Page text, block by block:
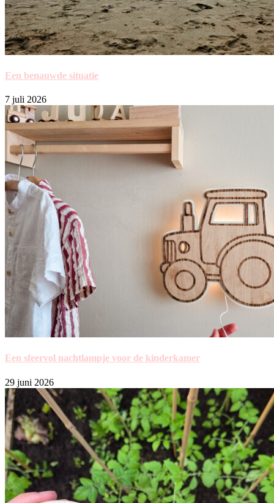
Een benauwde situatie
7 juli 2026
Een sfeervol nachtlampje voor de kinderkamer
29 juni 2026